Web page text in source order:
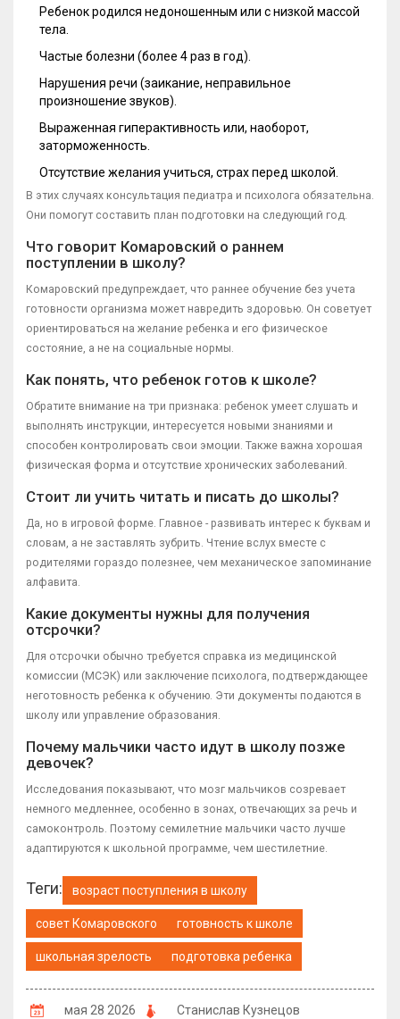
Ребенок родился недоношенным или с низкой массой
тела.
Частые болезни (более 4 раз в год).
Нарушения речи (заикание, неправильное
произношение звуков).
Выраженная гиперактивность или, наоборот,
заторможенность.
Отсутствие желания учиться, страх перед школой.
В этих случаях консультация педиатра и психолога обязательна.
Они помогут составить план подготовки на следующий год.
Что говорит Комаровский о раннем
поступлении в школу?
Комаровский предупреждает, что раннее обучение без учета
готовности организма может навредить здоровью. Он советует
ориентироваться на желание ребенка и его физическое
состояние, а не на социальные нормы.
Как понять, что ребенок готов к школе?
Обратите внимание на три признака: ребенок умеет слушать и
выполнять инструкции, интересуется новыми знаниями и
способен контролировать свои эмоции. Также важна хорошая
физическая форма и отсутствие хронических заболеваний.
Стоит ли учить читать и писать до школы?
Да, но в игровой форме. Главное - развивать интерес к буквам и
словам, а не заставлять зубрить. Чтение вслух вместе с
родителями гораздо полезнее, чем механическое запоминание
алфавита.
Какие документы нужны для получения
отсрочки?
Для отсрочки обычно требуется справка из медицинской
комиссии (МСЭК) или заключение психолога, подтверждающее
неготовность ребенка к обучению. Эти документы подаются в
школу или управление образования.
Почему мальчики часто идут в школу позже
девочек?
Исследования показывают, что мозг мальчиков созревает
немного медленнее, особенно в зонах, отвечающих за речь и
самоконтроль. Поэтому семилетние мальчики часто лучше
адаптируются к школьной программе, чем шестилетние.
Теги: возраст поступления в школу
совет Комаровского готовность к школе
школьная зрелость подготовка ребенка
мая 28 2026
Станислав Кузнецов